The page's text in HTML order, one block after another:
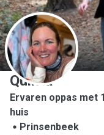
Q
Quinta
Ervaren oppas met
huis
Prinsenbeek